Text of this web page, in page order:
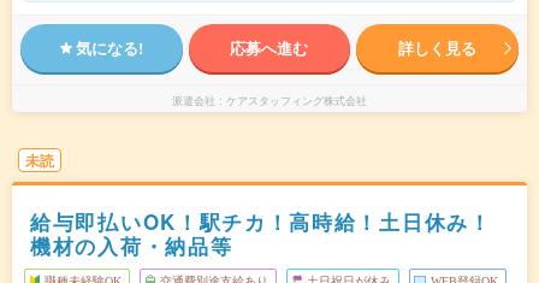
気になる! 応募へ進む 詳しく見る
派遣会社 ケアスタッフィング株式会社
未読
給与即払いOK！駅チカ！高時給！土日休み！
機材の入荷・納品等
職種未経験OK 交通費別途支給あり 土日祝日が休み WEB登録OK